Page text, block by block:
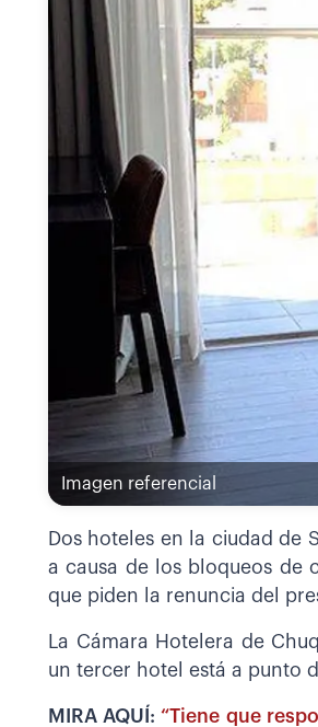
Imagen referencial
Dos hoteles en la ciudad de
a causa de los bloqueos de
que piden la renuncia del
La Cámara Hotelera de
un tercer hotel está a punto
MIRA AQUÍ:“Tiene que